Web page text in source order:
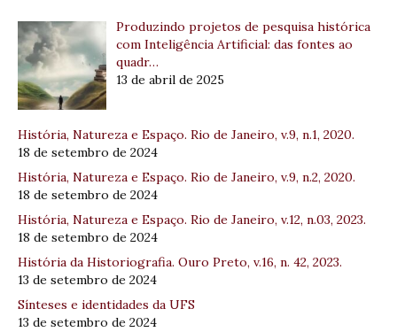
Produzindo projetos de pesquisa histórica
com Inteligência Artificial: das fontes ao
quadr…
13 de abril de 2025
História, Natureza e Espaço. Rio de Janeiro, v.9, n.1, 2020.
18 de setembro de 2024
História, Natureza e Espaço. Rio de Janeiro, v.9, n.2, 2020.
18 de setembro de 2024
História, Natureza e Espaço. Rio de Janeiro, v.12, n.03, 2023.
18 de setembro de 2024
História da Historiografia. Ouro Preto, v.16, n. 42, 2023.
13 de setembro de 2024
Sínteses e identidades da UFS
13 de setembro de 2024